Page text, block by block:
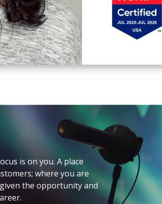
is on you. A place
where you are
the opportunity and